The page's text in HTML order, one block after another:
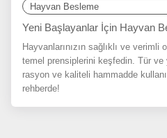
Hayvan Besleme
Yeni Başlayanlar İçin Hayvan
Hayvanlarınızın sağlıklı ve
temel prensiplerini keşfedin. Tür
rasyon ve kaliteli hammadde
rehberde!